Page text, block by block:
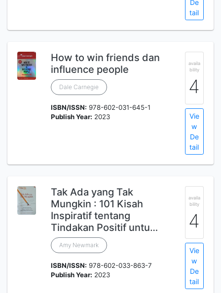
De
tail
How to win friends dan
influence people
Dale Carnegie
ISBN/ISSN: 978-602-031-645-1
Publish Year: 2023
availa
bility
4
Vie
w
De
tail
Tak Ada yang Tak
Mungkin : 101 Kisah
Inspiratif tentang
Tindakan Positif untu…
Amy Newmark
ISBN/ISSN: 978-602-033-863-7
Publish Year: 2023
availa
bility
4
Vie
w
De
tail